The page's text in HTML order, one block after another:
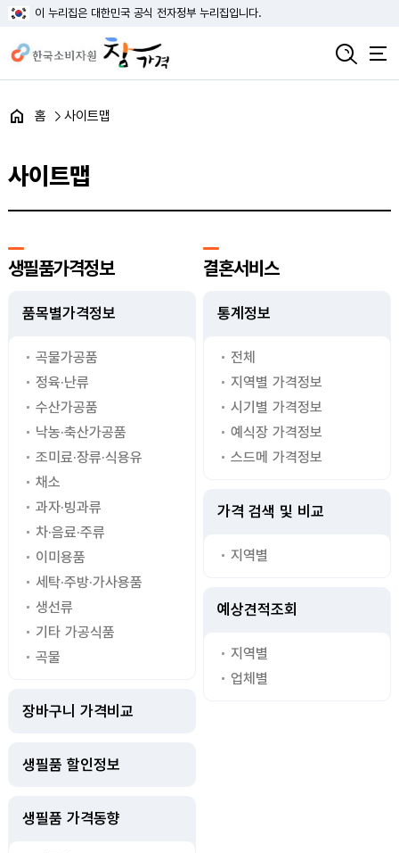
이 누리집은 대한민국 공식 전자정부 누리집입니다.
홈 사이트맵
사이트맵
생필품가격정보
품목별가격정보
곡물가공품
정육·난류
수산가공품
낙농·축산가공품
조미료·장류·식용유
채소
과자·빙과류
차·음료·주류
이미용품
세탁·주방·가사용품
생선류
기타 가공식품
곡물
장바구니 가격비교
생필품 할인정보
생필품 가격동향
결혼서비스
통계정보
전체
지역별 가격정보
시기별 가격정보
예식장 가격정보
스드메 가격정보
가격 검색 및 비교
지역별
예상견적조회
지역별
업체별